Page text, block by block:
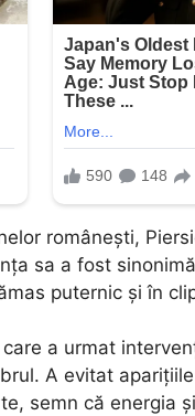
românești,
sa a fost
puternic și în
a urmat
A evitat
semn că energia